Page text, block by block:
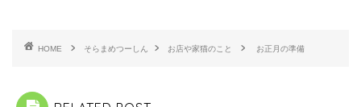
HOME そらまめつーしん お店や家猫のこと お正月の準備